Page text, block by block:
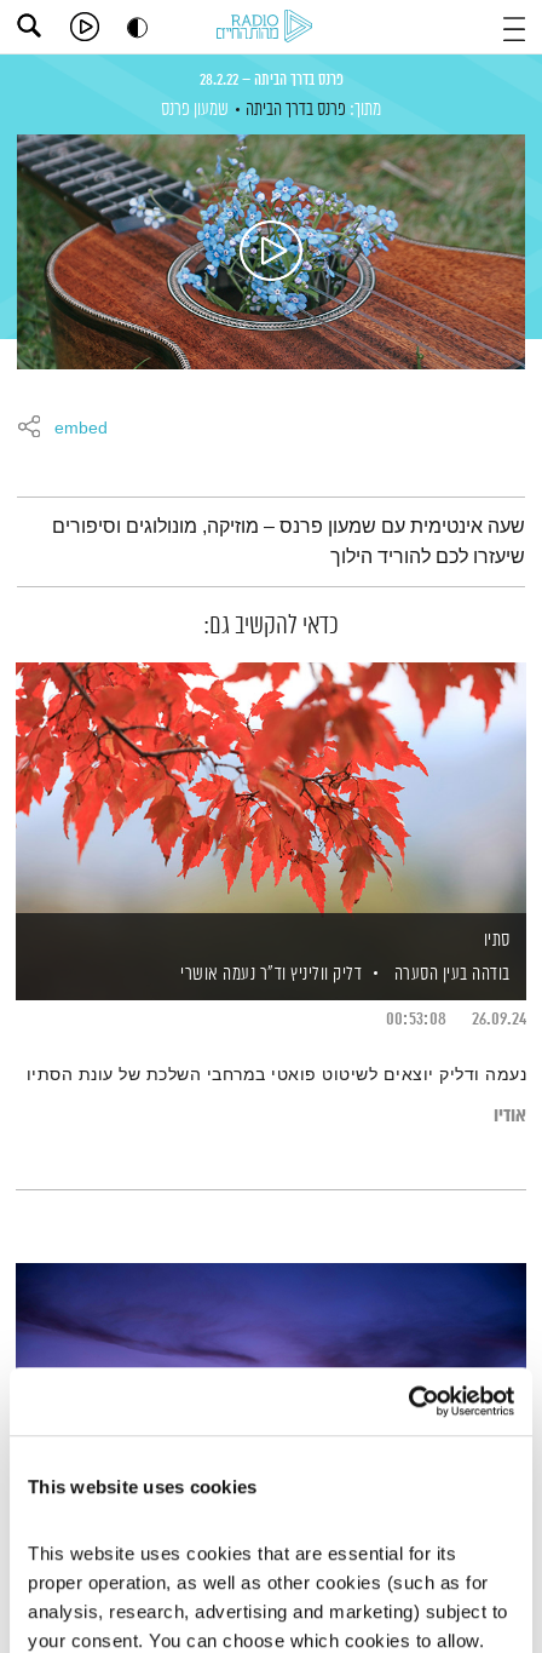
This website uses cookies
This website uses cookies that are essential for its
proper operation, as well as other cookies (such as for
analysis, research, advertising and marketing) subject to
your consent. You can choose which cookies to allow.
פרנס בדרך הביתה – 28.2.22
מתוך: פרנס בדרך הביתה שמעון פרנס
embed
תמצית הפודקאסט
שעה אינטימית עם שמעון פרנס – מוזיקה, מונולוגים וסיפורים
שיעזרו לכם להוריד הילוך
כדאי להקשיב גם:
סתיו
בודהה בעין הסערה
דליק ווליניץ וד"ר נעמה אושרי
26.09.24
00:53:08
נעמה ודליק יוצאים לשיטוט פואטי במרחבי השלכת של עונת הסתיו
אודיו
התעוררות
גליה גלעדי
25.01.26
01:29:11